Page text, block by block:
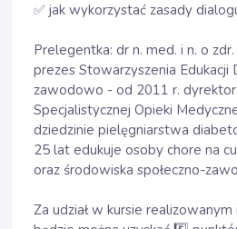
✅ jak wykorzystać zasady
Prelegentka: dr n. med. i n. o
prezes Stowarzyszenia Edukacji
zawodowo - od 2011 r. dyrektor
Specjalistycznej Opieki
dziedzinie pielęgniarstwa
25 lat edukuje osoby chore na
oraz środowiska społeczno-
Za udział w kursie